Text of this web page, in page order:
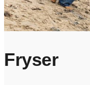
Fryser